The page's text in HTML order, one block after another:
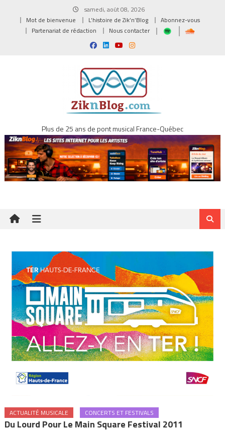
samedi, août 08, 2026
Mot de bienvenue
L’histoire de Zik’n’Blog
Abonnez-vous
Partenariat de rédaction
Nous contacter
Plus de 25 ans de pont musical France-Québec
ACTUALITÉ MUSICALE CONCERTS ET FESTIVALS
Du Lourd Pour Le Main Square Festival 2011